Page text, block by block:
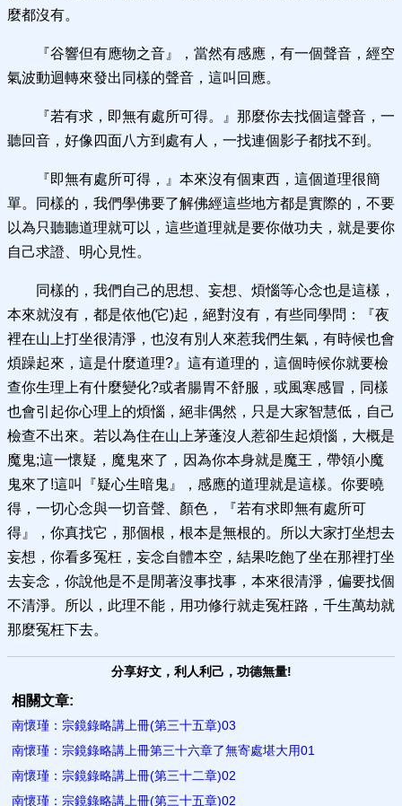
麼都沒有。
『谷響但有應物之音』，當然有感應，有一個聲音，經空
氣波動迴轉來發出同樣的聲音，這叫回應。
『若有求，即無有處所可得。』那麼你去找個這聲音，一
聽回音，好像四面八方到處有人，一找連個影子都找不到。
『即無有處所可得，』本來沒有個東西，這個道理很簡
單。同樣的，我們學佛要了解佛經這些地方都是實際的，不要
以為只聽聽道理就可以，這些道理就是要你做功夫，就是要你
自己求證、明心見性。
同樣的，我們自己的思想、妄想、煩惱等心念也是這樣，
本來就沒有，都是依他(它)起，絕對沒有，有些同學問：『夜
裡在山上打坐很清淨，也沒有別人來惹我們生氣，有時候也會
煩躁起來，這是什麼道理?』這有道理的，這個時候你就要檢
查你生理上有什麼變化?或者腸胃不舒服，或風寒感冒，同樣
也會引起你心理上的煩惱，絕非偶然，只是大家智慧低，自己
檢查不出來。若以為住在山上茅蓬沒人惹卻生起煩惱，大概是
魔鬼;這一懷疑，魔鬼來了，因為你本身就是魔王，帶領小魔
鬼來了!這叫『疑心生暗鬼』，感應的道理就是這樣。你要曉
得，一切心念與一切音聲、顏色，『若有求即無有處所可
得』，你真找它，那個根，根本是無根的。所以大家打坐想去
妄想，你看多冤枉，妄念自體本空，結果吃飽了坐在那裡打坐
去妄念，你說他是不是閒著沒事找事，本來很清淨，偏要找個
不清淨。所以，此理不能，用功修行就走冤枉路，千生萬劫就
那麼冤枉下去。
分享好文，利人利己，功德無量!
相關文章:
南懷瑾：宗鏡錄略講上冊(第三十五章)03
南懷瑾：宗鏡錄略講上冊第三十六章了無寄處堪大用01
南懷瑾：宗鏡錄略講上冊(第三十二章)02
南懷瑾：宗鏡錄略講上冊(第三十五章)02